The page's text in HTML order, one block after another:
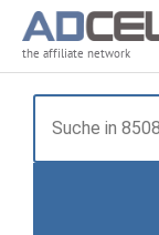
the affiliate network